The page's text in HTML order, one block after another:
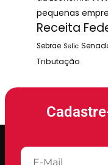
pequenas
Receita
Sebrae Selic
Tributação